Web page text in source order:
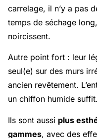
carrelage, il n’y a pas
temps de séchage
noircissent.
Autre point fort : leur
seul(e) sur des murs
ancien revêtement.
un chiffon humide suffit.
Ils sont aussi plus
gammes, avec des